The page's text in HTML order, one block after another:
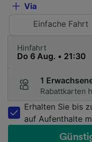
Via
Einfache Fahrt
Hinfahrt
1
Rabattkarten
Erhalten Sie bis
auf Aufenthalte